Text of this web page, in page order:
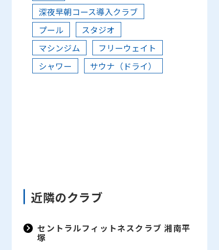
深夜早朝コース導入クラブ
プール
スタジオ
マシンジム
フリーウェイト
シャワー
サウナ（ドライ）
近隣のクラブ
セントラルフィットネスクラブ 湘南平
塚